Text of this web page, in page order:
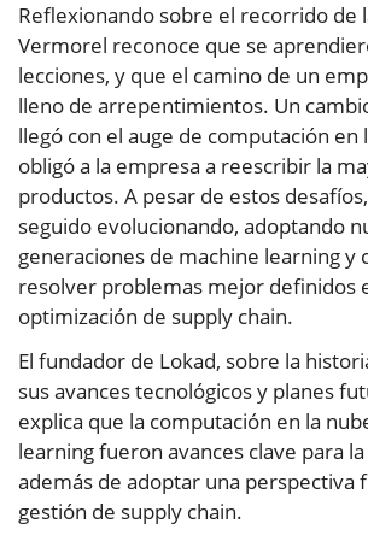
Reflexionando sobre el recorrido de
Vermorel reconoce que se
lecciones, y que el camino de un
lleno de arrepentimientos. Un
llegó con el auge de computación en
obligó a la empresa a reescribir la
productos. A pesar de estos
seguido evolucionando, adoptando
generaciones de machine learning y
resolver problemas mejor definidos
optimización de supply chain.
El fundador de Lokad, sobre la
sus avances tecnológicos y planes
explica que la computación en la
learning fueron avances clave para
además de adoptar una perspectiva
gestión de supply chain.